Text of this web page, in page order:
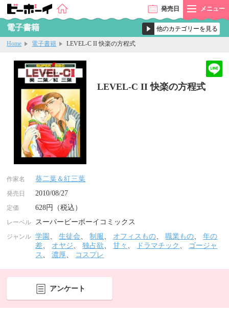
発売日 メニュー
電子書籍
Home 電子書籍 LEVEL-C II 快楽の方程式
LEVEL-C II 快楽の方程式
作家名 葵二葉＆紅三葉
発売日 2010/08/27
定価 628円（税込）
レーベル スーパービーボーイコミックス
ジャンル 学園 、生徒会、制服、 オフィスもの、職業もの、年の
差、 オヤジ、独占欲、甘々 、 ドラマチック 、
ゴージャ
ス 、濃厚、 コスプレ
アンケート